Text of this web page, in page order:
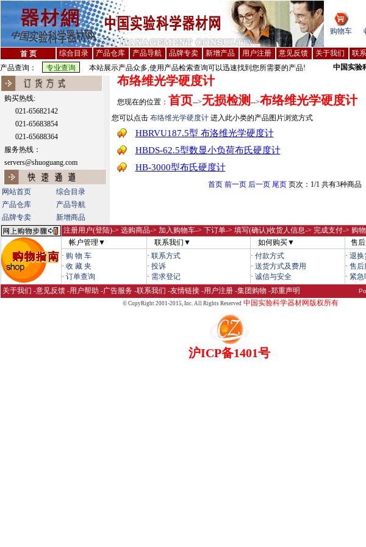
购物车
首 页 综合目录 产品仓库 产品导航 品牌专卖 新增产品 用户注册 意见反馈 关于我们 联
产品查询：
本站展示产品众多,使用产品检索查询可以迅速找到您所需要的产品! 中国实验
购买热线:
021-65682142
021-65683854
021-65688364
服务热线：
servers@shuoguang.com
网站首页
综合目录
产品仓库
产品导航
品牌专卖
新增商品
布络维光学硬度计
您现在的位置： 首页-->无损检测 -->布络维光学硬度计
您可以点击 布络维光学硬度计 进入此小类的产品图片浏览方式
HBRVU187.5型 布洛维光学硬度计
HBDS-62.5型数显小负荷布氏硬度计
HB-3000型布氏硬度计
首页 前一页 后一页 尾页 页次：1/1 共有3种商品
注册用户(登陆)-> 选购商品-> 加入购物车-> 下订单-> 填写(确认)收货人信息-> 完成支付-> 购
帐户管理▼
联系我们▼ 如何购买▼
售
· 购 物 车
· 收 藏 夹
· 订单查询
· 联系方式
· 投诉
· 需求登记
· 付款方式
· 送货方式及费用
· 诚信与安全
· 退换
· 售后
· 紧
关于我们 -意见反馈 -用户帮助 -广告服务 -联系我们 -友情链接 -用户注册 -集团购物 -郑重声明
© CopyRight 2001-2015,Inc. All Rights Reserved 中国实验科学器材网版权所有
沪ICP备1401号